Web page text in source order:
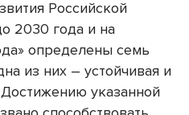
Российской
2030 года и на
определены семь
из них – устойчивая и
указанной